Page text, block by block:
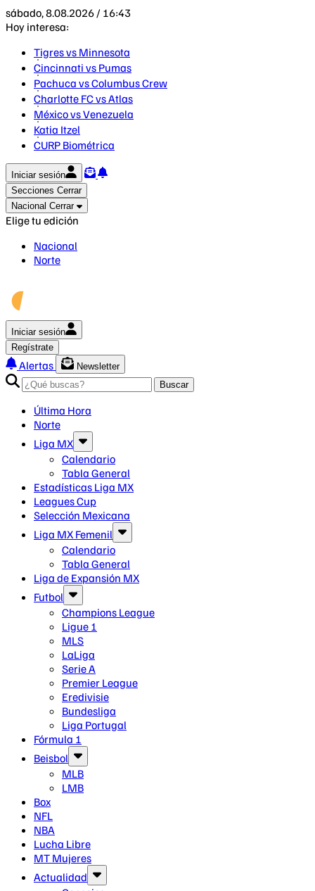
sábado, 8.08.2026 / 16:43
Hoy interesa:
Tigres vs Minnesota
Cincinnati vs Pumas
Pachuca vs Columbus Crew
Charlotte FC vs Atlas
México vs Venezuela
Katia Itzel
CURP Biométrica
Iniciar sesión
Secciones Cerrar
Nacional Cerrar
Elige tu edición
Nacional
Norte
Iniciar sesión
Regístrate
Alertas
Newsletter
Buscar
Última Hora
Norte
Liga MX
Calendario
Tabla General
Estadísticas Liga MX
Leagues Cup
Selección Mexicana
Liga MX Femenil
Calendario
Tabla General
Liga de Expansión MX
Futbol
Champions League
Ligue 1
MLS
LaLiga
Serie A
Premier League
Eredivisie
Bundesliga
Liga Portugal
Fórmula 1
Beisbol
MLB
LMB
Box
NFL
NBA
Lucha Libre
MT Mujeres
Actualidad